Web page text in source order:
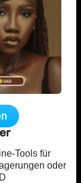
Tools für
oder